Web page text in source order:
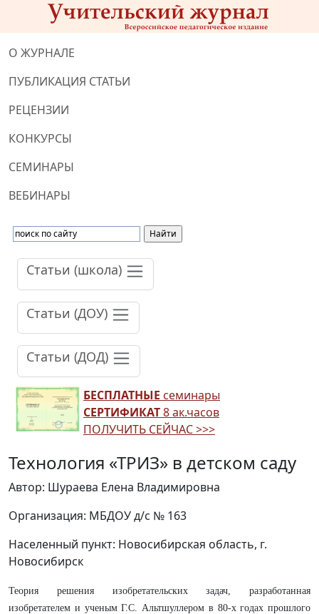
О ЖУРНАЛЕ
ПУБЛИКАЦИЯ СТАТЬИ
РЕЦЕНЗИИ
КОНКУРСЫ
СЕМИНАРЫ
ВЕБИНАРЫ
Статьи (школа)
Статьи (ДОУ)
Статьи (ДОД)
БЕСПЛАТНЫЕ семинары
СЕРТИФИКАТ8 ак.часов
ПОЛУЧИТЬ СЕЙЧАС >>>
Технология «ТРИЗ» в детском саду
Автор: Шураева Елена Владимировна
Организация: МБДОУ д/с № 163
Населенный пункт: Новосибирская область, г.
Новосибирск
Теория решения изобретательских задач, разработанная
изобретателем и ученым Г.С. Альтшуллером в 80-х годах прошлого